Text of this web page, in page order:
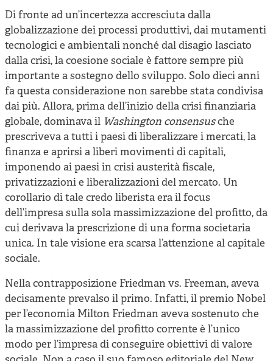
Di fronte ad un’incertezza accresciuta dalla
globalizzazione dei processi produttivi, dai mutamenti
tecnologici e ambientali nonché dal disagio lasciato
dalla crisi, la coesione sociale è fattore sempre più
importante a sostegno dello sviluppo. Solo dieci anni
fa questa considerazione non sarebbe stata condivisa
dai più. Allora, prima dell’inizio della crisi finanziaria
globale, dominava il Washington consensusche
prescriveva a tutti i paesi di liberalizzare i mercati, la
finanza e aprirsi a liberi movimenti di capitali,
imponendo ai paesi in crisi austerità fiscale,
privatizzazioni e liberalizzazioni del mercato. Un
corollario di tale credo liberista era il focus
dell’impresa sulla sola massimizzazione del profitto, da
cui derivava la prescrizione di una forma societaria
unica. In tale visione era scarsa l’attenzione al capitale
sociale.
Nella contrapposizione Friedman vs. Freeman, aveva
decisamente prevalso il primo. Infatti, il premio Nobel
per l’economia Milton Friedman aveva sostenuto che
la massimizzazione del profitto corrente è l’unico
modo per l’impresa di conseguire obiettivi di valore